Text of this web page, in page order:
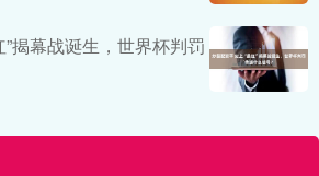
揭幕战诞生，世界杯判罚